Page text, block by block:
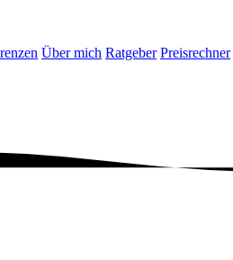
Über mich Ratgeber Preisrechner